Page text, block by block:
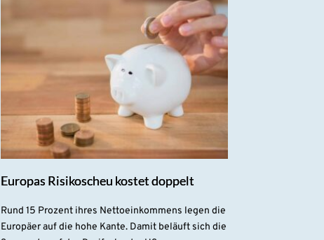
Europas Risikoscheu kostet doppelt
Rund 15 Prozent ihres Nettoeinkommens legen die
Europäer auf die hohe Kante. Damit beläuft sich die